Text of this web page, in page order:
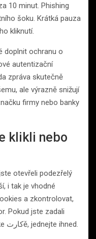
10 minut. Phishing
šoku. Krátká pauza
kliknutí.
doplnit ochranu o
autentizační
zpráva skutečně
ale výrazně snižují
firmy nebo banky
klikli nebo
otevřeli podezřelý
i tak je vhodné
a zkontrolovat,
Pokud jste zadali
heslo, PIN, kód z SMS nebo údaje ke کارتě, jednejte ihned.